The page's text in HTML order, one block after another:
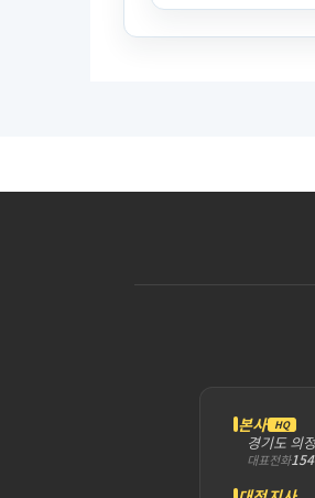
본사 HQ
경기도 의
대표전화